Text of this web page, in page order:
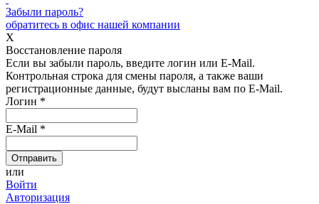
Забыли пароль?
обратитесь в офис нашей компании
X
Восстановление пароля
Если вы забыли пароль, введите логин или E-Mail.
Контрольная строка для смены пароля, а также ваши
регистрационные данные, будут высланы вам по E-Mail.
Логин *
E-Mail *
или
Войти
Авторизация